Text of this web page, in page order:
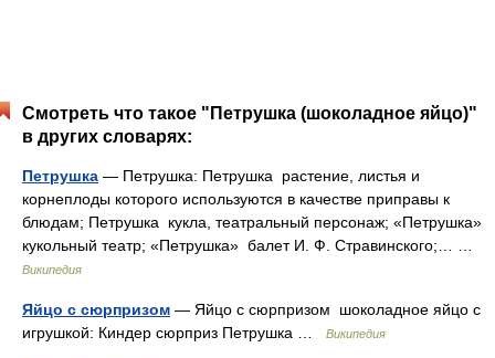
Смотреть что такое "Петрушка (шоколадное яйцо)"
в других словарях:
Петрушка — Петрушка: Петрушка растение, листья и
корнеплоды которого используются в качестве приправы к
блюдам; Петрушка кукла, театральный персонаж; «Петрушка»
кукольный театр; «Петрушка» балет И. Ф. Стравинского;… …
Википедия
Яйцо с сюрпризом — Яйцо с сюрпризом шоколадное яйцо с
игрушкой: Киндер сюрприз Петрушка …
Википедия